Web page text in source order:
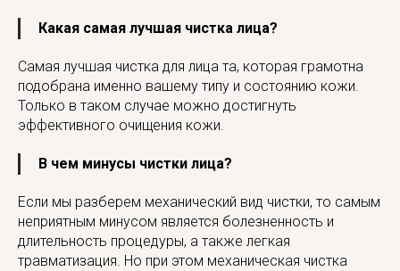
Какая самая лучшая чистка лица?
Самая лучшая чистка для лица та, которая грамотна
подобрана именно вашему типу и состоянию кожи.
Только в таком случае можно достигнуть
эффективного очищения кожи.
В чем минусы чистки лица?
Если мы разберем механический вид чистки, то самым
неприятным минусом является болезненность и
длительность процедуры, а также легкая
травматизация. Но при этом механическая чистка